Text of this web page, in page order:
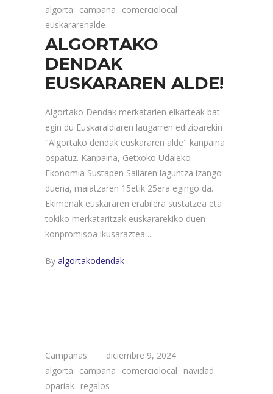
algorta campaña
comerciolocal
euskararenalde
ALGORTAKO
DENDAK
EUSKARAREN ALDE!
Algortako Dendak merkatarien elkarteak bat
egin du Euskaraldiaren laugarren edizioarekin
"Algortako dendak euskararen alde" kanpaina
ospatuz. Kanpaina, Getxoko Udaleko
Ekonomia Sustapen Sailaren laguntza izango
duena, maiatzaren 15etik 25era egingo da.
Ekimenak euskararen erabilera sustatzea eta
tokiko merkataritzak euskararekiko duen
konpromisoa ikusaraztea
By algortakodendak
Campañas
diciembre 9, 2024
algorta
campaña comerciolocal
navidad
opariak regalos